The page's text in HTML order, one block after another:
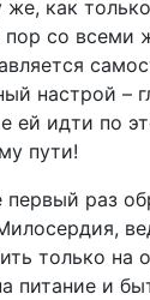
как
пор со всеми
настрой –
ей идти по
пути!
раз
только на
питание и